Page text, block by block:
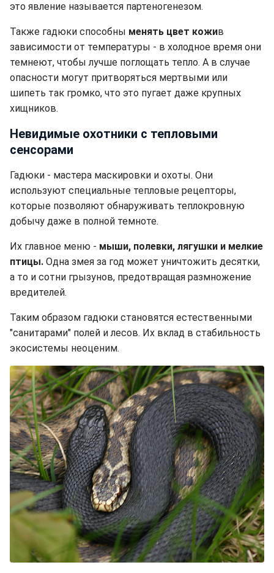
это явление называется партеногенезом.
Также гадюки способны менять цвет кожив
зависимости от температуры - в холодное время они
темнеют, чтобы лучше поглощать тепло. А в случае
опасности могут притворяться мертвыми или
шипеть так громко, что это пугает даже крупных
хищников.
Невидимые охотники с тепловыми
сенсорами
Гадюки - мастера маскировки и охоты. Они
используют специальные тепловые рецепторы,
которые позволяют обнаруживать теплокровную
добычу даже в полной темноте.
Их главное меню - мыши, полевки, лягушки и мелкие
птицы. Одна змея за год может уничтожить десятки,
а то и сотни грызунов, предотвращая размножение
вредителей.
Таким образом гадюки становятся естественными
"санитарами" полей и лесов. Их вклад в стабильность
экосистемы неоценим.